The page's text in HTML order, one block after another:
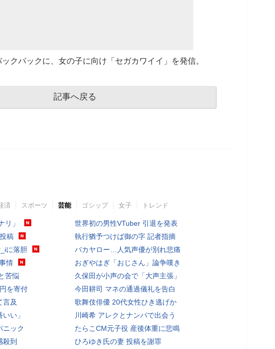
ックパックに、女の子に向け「セガカワイイ」を発信。
記事へ戻る
済 スポーツ 芸能 ゴシップ 女子 トレンド
リ」
稿
に落胆
情
苦悩
を寄付
言及
い」
ニック
殺到
世界初の男性VTuber 引退を発表
執行猶予つけば御の字 記者指摘
バカヤロー…人気声優が別れ悲痛
おぎやはぎ「おじさん」論争嘆き
久保田が小声の会で「大声主張」
今田耕司 マネの通過儀礼を告白
歌舞伎俳優 20代女性ひき逃げか
川崎希 アレクとナンパで出会う
たらこCM元子役 産後体重に悲鳴
ひろゆき氏の妻 投稿を謝罪